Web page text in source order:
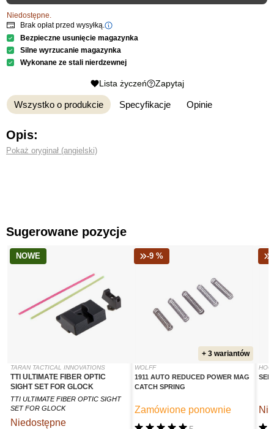
Niedostępne.
Brak opłat przed wysyłką.
Bezpieczne usunięcie magazynka
Silne wyrzucanie magazynka
Wykonane ze stali nierdzewnej
Lista życzeń Zapytaj
Wszystko o produkcie Specyfikacje Opinie
Opis:
Pokaż oryginał (angielski)
Sugerowane pozycje
NOWE
TARAN TACTICAL INNOVATIONS
TTI ULTIMATE FIBER OPTIC
SIGHT SET FOR GLOCK
TTI ULTIMATE FIBER OPTIC SIGHT
SET FOR GLOCK
Niedostępne
-9 %
+ 3 wariantów
WOLFF
1911 AUTO REDUCED POWER MAG
CATCH SPRING
Zamówione ponownie